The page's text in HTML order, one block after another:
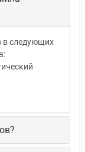
в следующих